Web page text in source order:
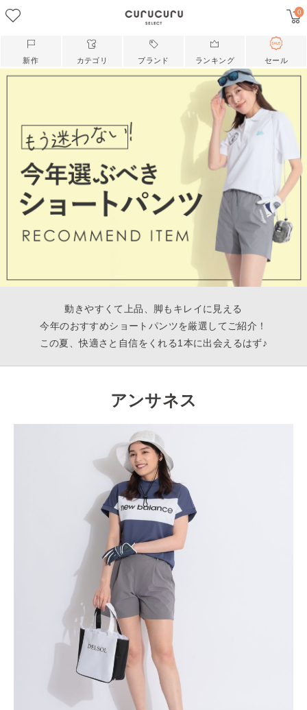
0
新作 カテゴリ ブランド ランキング セール
動きやすくて上品、脚もキレイに見える
今年のおすすめショートパンツを厳選してご紹介！
この夏、快適さと自信をくれる1本に出会えるはず♪
アンサネス